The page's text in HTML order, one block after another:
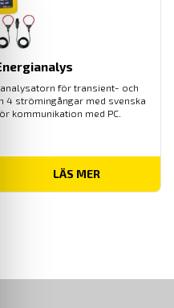
för transient- och
4 strömingångar med svenska
kommunikation med PC.
LÄS MER